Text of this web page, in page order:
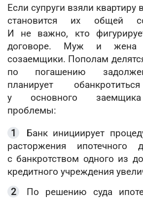
Если супруги взяли квартиру
становится их общей
И не важно, кто
договоре. Муж и
созаемщики. Пополам
по погашению
планирует
у основного
проблемы:
Банк инициирует
расторжения ипотечного
с банкротством одного из
кредитного учреждения
По решению суда